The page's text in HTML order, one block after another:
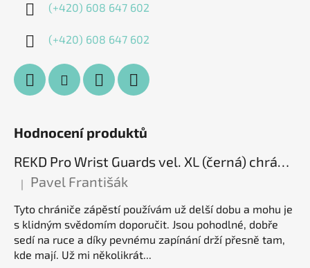
(+420) 608 647 602
(+420) 608 647 602
Hodnocení produktů
REKD Pro Wrist Guards vel. XL (černá) chrániče zápěstí
Hodnocení produktu je 5 z 5 hvězdiček.
| Pavel Františák
Tyto chrániče zápěstí používám už delší dobu a mohu je
s klidným svědomím doporučit. Jsou pohodlné, dobře
sedí na ruce a díky pevnému zapínání drží přesně tam,
kde mají. Už mi několikrát...